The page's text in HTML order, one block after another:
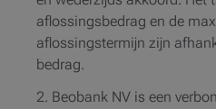
aflossingsbedrag en de
aflossingstermijn zijn
bedrag.
2. Beobank NV is een